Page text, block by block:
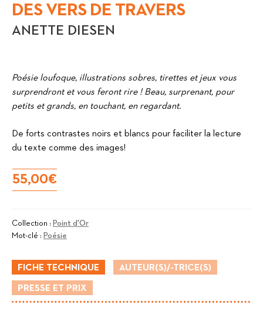
DES VERS DE TRAVERS
ANETTE DIESEN
Poésie loufoque, illustrations sobres, tirettes et jeux vous
surprendront et vous feront rire ! Beau, surprenant, pour
petits et grands, en touchant, en regardant.
De forts contrastes noirs et blancs pour faciliter la lecture
du texte comme des images!
55,00€
Collection : Point d'Or
Mot-clé : Poésie
FICHE TECHNIQUE AUTEUR(S)/-TRICE(S)
PRESSE ET PRIX